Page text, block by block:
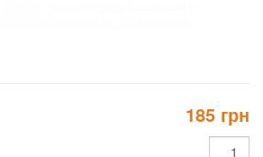
185 грн